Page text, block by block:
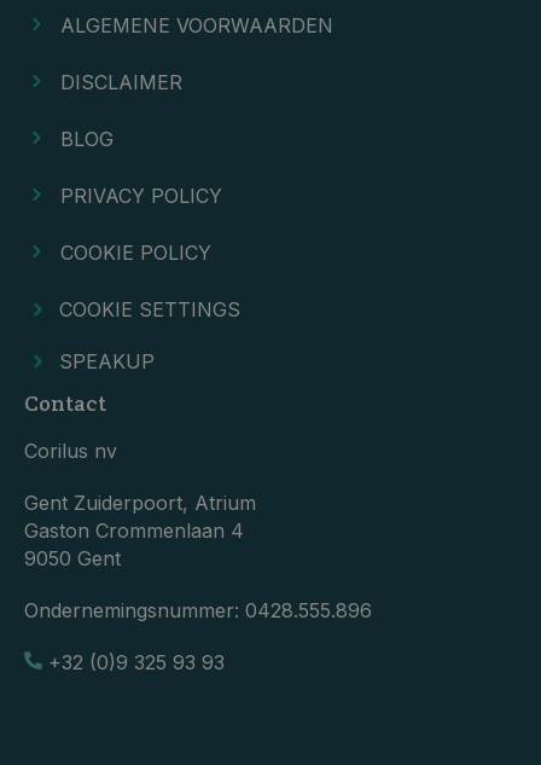
ALGEMENE VOORWAARDEN
DISCLAIMER
BLOG
PRIVACY POLICY
COOKIE POLICY
COOKIE SETTINGS
SPEAKUP
Contact
Corilus nv
Gent Zuiderpoort, Atrium
Gaston Crommenlaan 4
9050 Gent
Ondernemingsnummer: 0428.555.896
+32 (0)9 325 93 93